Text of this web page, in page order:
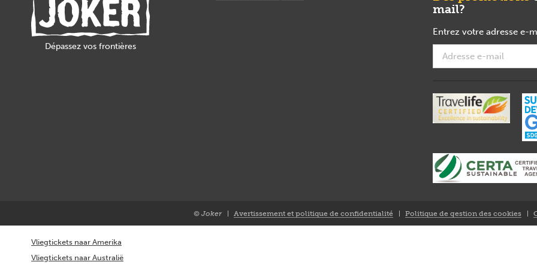
Dépassez vos frontières
mail?
Entrez votre adresse e-
© Joker
Closure
Avertissement et politique de confidentialité Politique de gestion des cookies
Vliegtickets naar Amerika
Vliegtickets naar Australië